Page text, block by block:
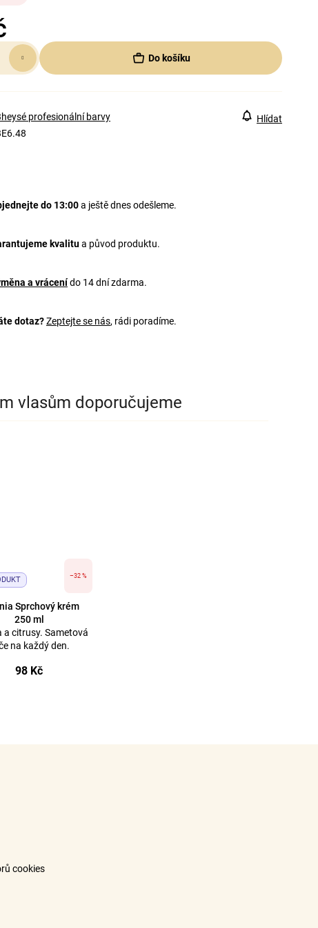
Do košíku
profesionální barvy
Hlídat
do 13:00a ještě dnes odešleme.
kvalitua původ produktu.
a vrácenído 14 dní zdarma.
dotaz?Zeptejte se nás, rádi poradíme.
vlasům doporučujeme
–32 %
Sprchový krém
250 ml
a citrusy. Sametová
na každý den.
98 Kč
cookies